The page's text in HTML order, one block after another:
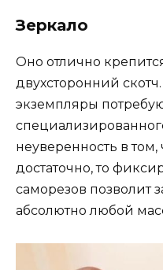
Зеркало
Оно отлично
двухсторонний
экземпляры
неуверенность в том,
достаточно, то
саморезов позволит
абсолютно любой